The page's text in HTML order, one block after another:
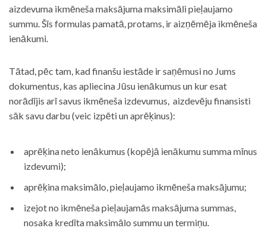
aizdevuma ikmēneša maksājuma maksimāli pieļaujamo
summu. Šīs formulas pamatā, protams, ir aizņēmēja ikmēneša
ienākumi.
Tātad, pēc tam, kad finanšu iestāde ir saņēmusi no Jums
dokumentus, kas apliecina Jūsu ienākumus un kur esat
norādījis arī savus ikmēneša izdevumus, aizdevēju finansisti
sāk savu darbu (veic izpēti un aprēķinus):
aprēķina neto ienākumus (kopējā ienākumu summa mīnus
izdevumi);
aprēķina maksimālo, pieļaujamo ikmēneša maksājumu;
izejot no ikmēneša pieļaujamās maksājuma summas,
nosaka kredīta maksimālo summu un termiņu.